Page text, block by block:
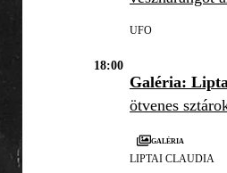
UFO
18:00
Galéria:
ötvenes
Galéria
LIPTAI CLAUDIA